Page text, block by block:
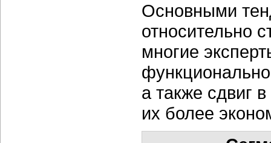
Основными
относительно
многие
а также сдвиг
их более